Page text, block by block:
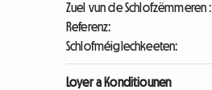
Zuel vun de Schlofzëmmeren :
Referenz:
Schlofméiglechkeeten:
Loyer a Konditiounen